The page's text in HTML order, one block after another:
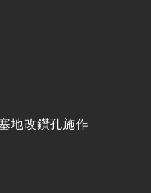
地改鑽孔施作